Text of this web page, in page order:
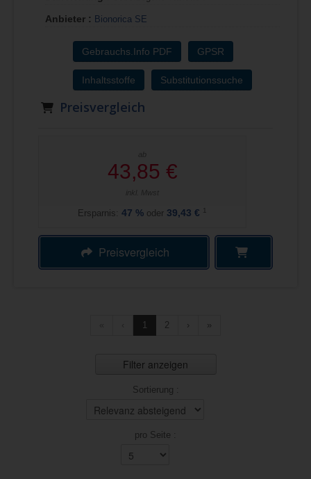
Anbieter : Bionorica SE
Gebrauchs.Info PDF GPSR
Inhaltsstoffe Substitutionssuche
Preisvergleich
ab
43,85 €
inkl. Mwst
Ersparnis: 47 % oder 39,43 € 1
Preisvergleich
1 2 › »
Filter anzeigen
Sortierung :
pro Seite :